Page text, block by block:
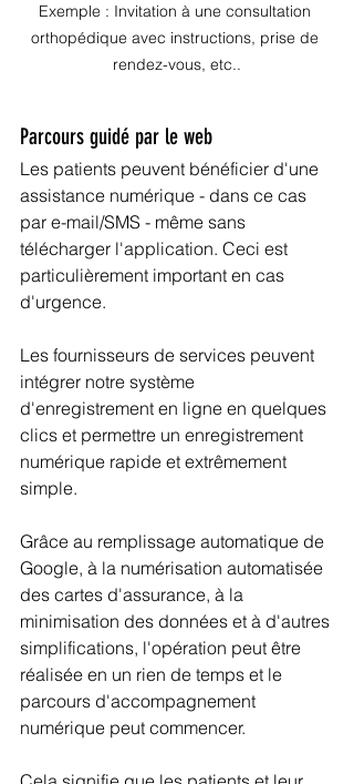
Exemple : Invitation à une consultation
orthopédique avec instructions, prise de
rendez-vous, etc..
Parcours guidé par le web
Les patients peuvent bénéficier d'une
assistance numérique - dans ce cas
par e-mail/SMS - même sans
télécharger l'application. Ceci est
particulièrement important en cas
d'urgence.
Les fournisseurs de services peuvent
intégrer notre système
d'enregistrement en ligne en quelques
clics et permettre un enregistrement
numérique rapide et extrêmement
simple.
Grâce au remplissage automatique de
Google, à la numérisation automatisée
des cartes d'assurance, à la
minimisation des données et à d'autres
simplifications, l'opération peut être
réalisée en un rien de temps et le
parcours d'accompagnement
numérique peut commencer.